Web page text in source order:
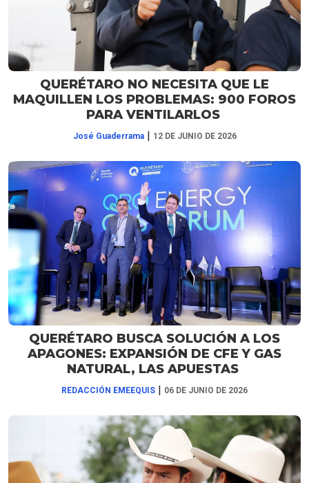
QUERÉTARO NO NECESITA QUE LE
MAQUILLEN LOS PROBLEMAS: 900 FOROS
PARA VENTILARLOS
José Guaderrama | 12 DE JUNIO DE 2026
QUERÉTARO BUSCA SOLUCIÓN A LOS
APAGONES: EXPANSIÓN DE CFE Y GAS
NATURAL, LAS APUESTAS
REDACCIÓN EMEEQUIS | 06 DE JUNIO DE 2026